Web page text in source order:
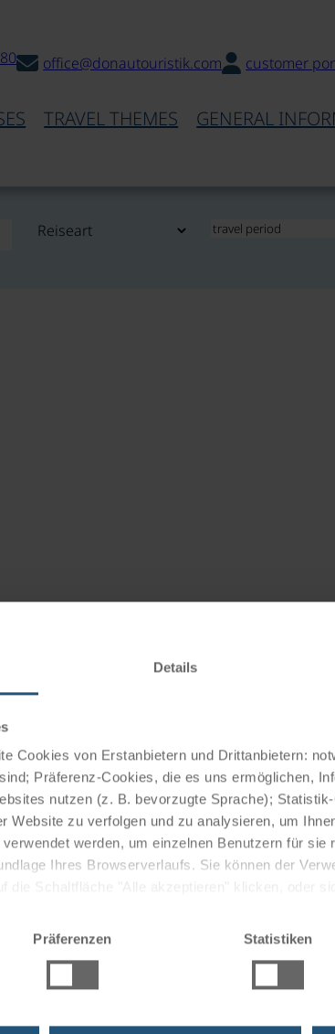
Details
Cookies von Erstanbietern und Drittanbietern:
Präferenz-Cookies, die es uns ermöglichen,
nutzen (z. B. bevorzugte Sprache);
Website zu verfolgen und zu analysieren, um
werden, um einzelnen Benutzern für sie
Ihres Browserverlaufs. Sie können der
Präferenzen Statistiken
office@donautouristik.com customer
TRAVEL THEMES GENERAL
gift.